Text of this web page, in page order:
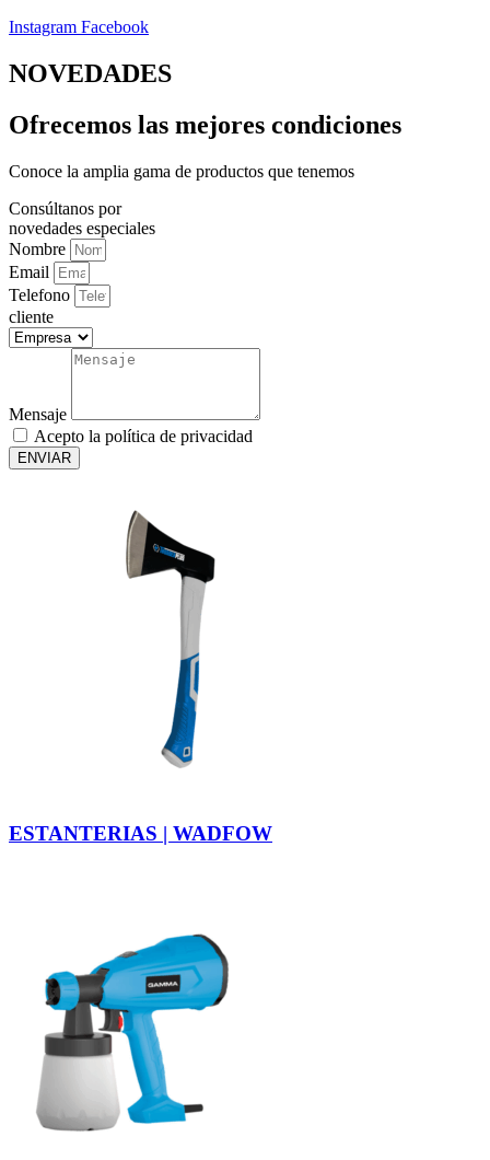
Instagram Facebook
NOVEDADES
Ofrecemos las mejores condiciones
Conoce la amplia gama de productos que tenemos
Consúltanos por
novedades especiales
Nombre
Email
Telefono
cliente
Mensaje
Acepto la política de privacidad
ENVIAR
ESTANTERIAS | WADFOW